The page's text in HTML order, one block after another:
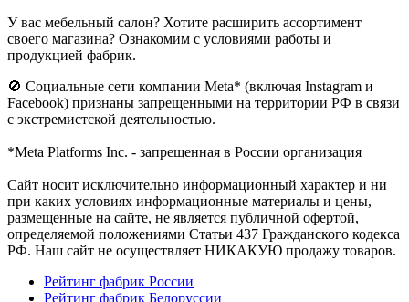
У вас мебельный салон? Хотите расширить ассортимент
своего магазина? Ознакомим с условиями работы и
продукцией фабрик.
🚫 Социальные сети компании Meta* (включая Instagram и
Facebook) признаны запрещенными на территории РФ в связи
с экстремистской деятельностью.
*Meta Platforms Inc. - запрещенная в России организация
Cайт носит исключительно информационный характер и ни
при каких условиях информационные материалы и цены,
размещенные на сайте, не является публичной офертой,
определяемой положениями Статьи 437 Гражданского кодекса
РФ. Наш сайт не осуществляет НИКАКУЮ продажу товаров.
Рейтинг фабрик России
Рейтинг фабрик Белоруссии